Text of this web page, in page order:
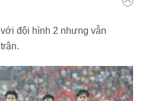
đội hình 2 nhưng vẫn